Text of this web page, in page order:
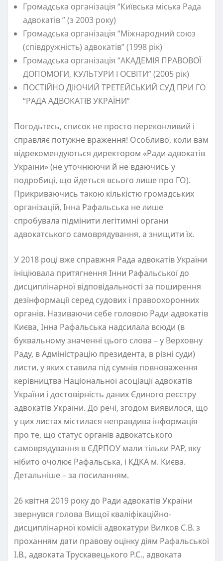
Громадська організація “Київська міська Рада
адвокатів ” (з 2003 року)
Громадська організація “Міжнародний союз
(співдружність) адвокатів” (1998 рік)
Громадська організація “АКАДЕМІЯ ПРАВОВОЇ
ДОПОМОГИ, КУЛЬТУРИ І ОСВІТИ” (2005 рік)
ПОСТІЙНО ДІЮЧИЙ ТРЕТЕЙСЬКИЙ СУД ПРИ ГО
“РАДА АДВОКАТІВ УКРАЇНИ”
Погодьтесь, список не просто переконливий і
справляє потужне враження! Особливо, коли вам
відрекомендуються директором «Ради адвокатів
України» (не уточнюючи й не вдаючись у
подробиці, що йдеться всього лише про ГО).
Прикриваючись такою кількістю громадських
організацій, Інна Рафальська не лише
спробувала підмінити легітимні органи
адвокатського самоврядування, а знищити їх.
У 2018 році вже справжня Рада адвокатів України
ініціювала притягнення Інни Рафальської до
дисциплінарної відповідальності за поширення
дезінформації серед судових і правоохоронних
органів. Називаючи себе головою Ради адвокатів
Києва, Інна Рафальська надсилала всюди (в
буквальному значенні цього слова – у Верховну
Раду, в Адміністрацію президента, в різні суди)
листи, у яких ставила під сумнів повноваження
керівництва Національної асоціації адвокатів
України і достовірність даних Єдиного реєстру
адвокатів України. До речі, згодом виявилося, що
у цих листах містилася неправдива інформація
про те, що статус органів адвокатського
самоврядування в ЄДРПОУ мали тільки РАР, яку
нібито очолює Рафальська, і КДКА м. Києва.
Детальніше – за посиланням.
26 квітня 2019 року до Ради адвокатів України
звернувся голова Вищої кваліфікаційно-
дисциплінарної комісії адвокатури Вилков С.В. з
проханням дати правову оцінку діям Рафальської
І.В., адвоката Трускавецького Р.С., адвоката